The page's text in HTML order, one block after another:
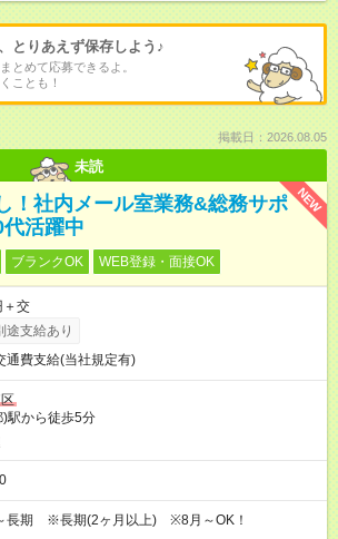
とりあえず保存しよう♪
とめて応募できるよ。
ことも！
掲載日：2026.08.05
未読
NEW
！社内メール室業務&総務サポ
活躍中
ブランクOK WEB登録・面接OK
＋交
途支給あり
費支給(当社規定有)
駅から徒歩5分
長期 ※長期(2ヶ月以上) ※8月～OK！